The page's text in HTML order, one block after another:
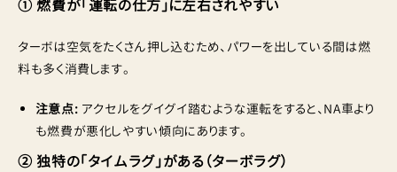
① 燃費が「運転の仕方」に左右されやすい
ターボは空気をたくさん押し込むため、パワーを出している間は燃
料も多く消費します。
注意点: アクセルをグイグイ踏むような運転をすると、NA車より
も燃費が悪化しやすい傾向にあります。
② 独特の「タイムラグ」がある（ターボラグ）